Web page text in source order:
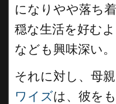
になりやや落ち
穏な生活を好む
なども興味深い。
それに対し、母
ワイズは、彼を